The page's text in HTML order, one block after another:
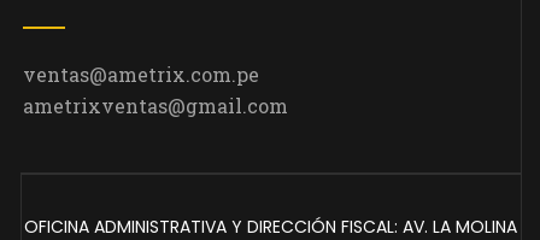
ventas@ametrix.com.pe
ametrixventas@gmail.com
OFICINA ADMINISTRATIVA Y DIRECCIÓN FISCAL: AV. LA MOLINA